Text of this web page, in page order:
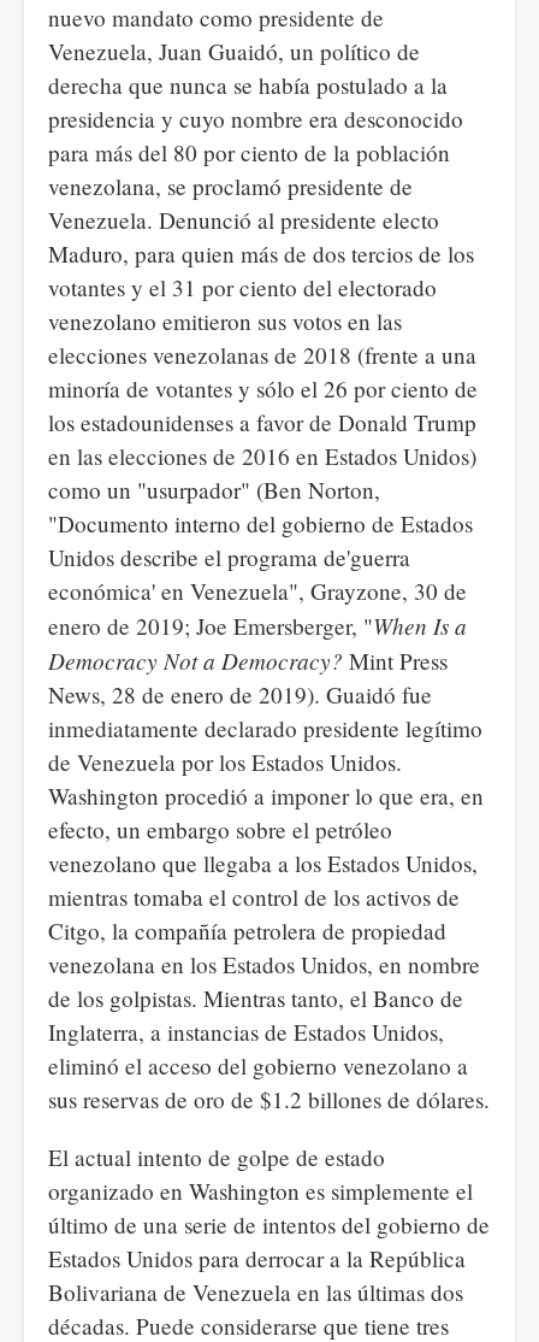
nuevo mandato como presidente de
Venezuela, Juan Guaidó, un político de
derecha que nunca se había postulado a la
presidencia y cuyo nombre era desconocido
para más del 80 por ciento de la población
venezolana, se proclamó presidente de
Venezuela. Denunció al presidente electo
Maduro, para quien más de dos tercios de los
votantes y el 31 por ciento del electorado
venezolano emitieron sus votos en las
elecciones venezolanas de 2018 (frente a una
minoría de votantes y sólo el 26 por ciento de
los estadounidenses a favor de Donald Trump
en las elecciones de 2016 en Estados Unidos)
como un "usurpador" (Ben Norton,
"Documento interno del gobierno de Estados
Unidos describe el programa de'guerra
económica' en Venezuela", Grayzone, 30 de
enero de 2019; Joe Emersberger, "When Is a
Democracy Not a Democracy? Mint Press
News, 28 de enero de 2019). Guaidó fue
inmediatamente declarado presidente legítimo
de Venezuela por los Estados Unidos.
Washington procedió a imponer lo que era, en
efecto, un embargo sobre el petróleo
venezolano que llegaba a los Estados Unidos,
mientras tomaba el control de los activos de
Citgo, la compañía petrolera de propiedad
venezolana en los Estados Unidos, en nombre
de los golpistas. Mientras tanto, el Banco de
Inglaterra, a instancias de Estados Unidos,
eliminó el acceso del gobierno venezolano a
sus reservas de oro de $1.2 billones de dólares.
El actual intento de golpe de estado
organizado en Washington es simplemente el
último de una serie de intentos del gobierno de
Estados Unidos para derrocar a la República
Bolivariana de Venezuela en las últimas dos
décadas. Puede considerarse que tiene tres